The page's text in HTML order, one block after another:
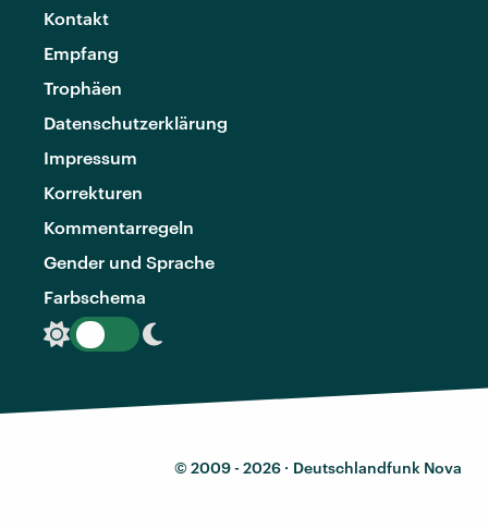
Kontakt
Empfang
Trophäen
Datenschutzerklärung
Impressum
Korrekturen
Kommentarregeln
Gender und Sprache
Farbschema
© 2009 - 2026 · Deutschlandfunk Nova